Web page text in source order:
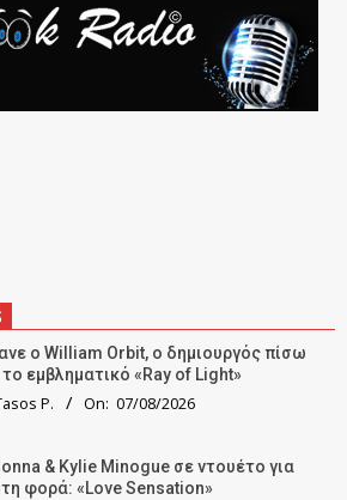
ο William Orbit, ο δημιουργός πίσω
εμβληματικό «Ray of Light»
P. On: 07/08/2026
& Kylie Minogue σε ντουέτο για
φορά: «Love Sensation»